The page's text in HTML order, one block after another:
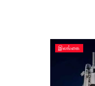
இலங்கை